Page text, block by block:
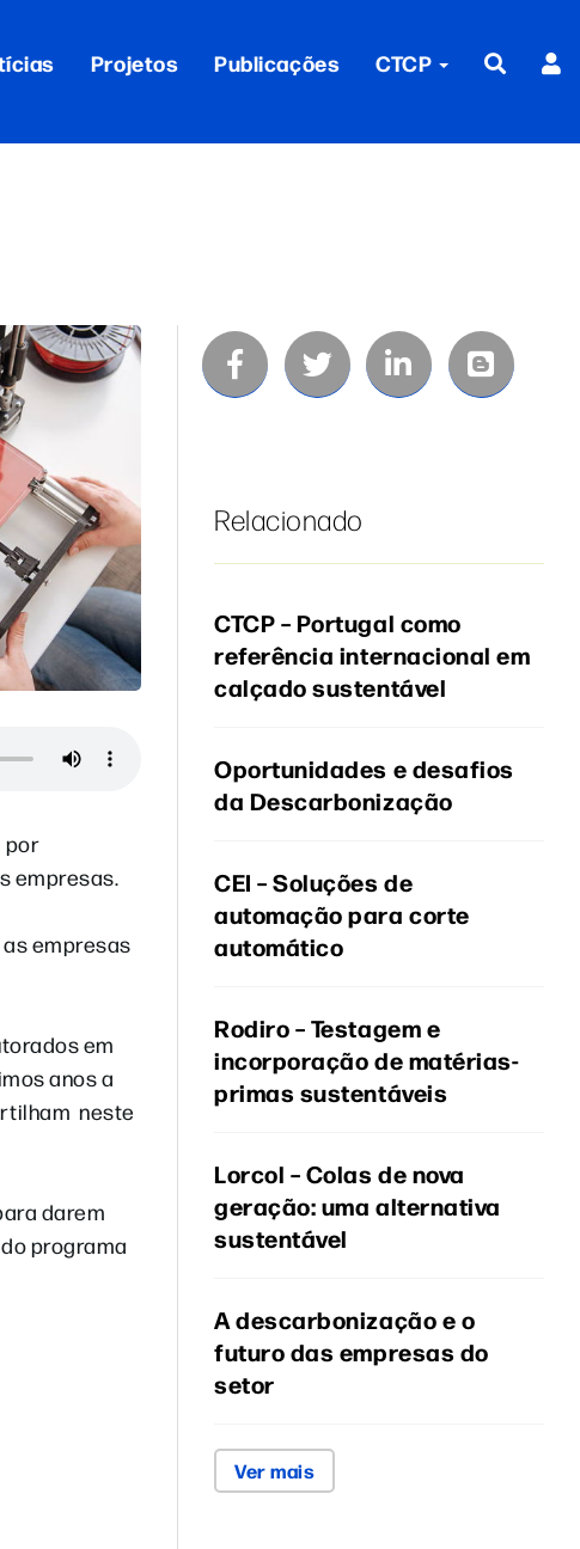
Projetos Publicações CTCP
por
empresas.
empresas
em
anos a
neste
darem
programa
Relacionado
CTCP – Portugal como
referência internacional em
calçado sustentável
Oportunidades e desafios
da Descarbonização
CEI – Soluções de
automação para corte
automático
Rodiro – Testagem e
incorporação de matérias-
primas sustentáveis
Lorcol – Colas de nova
geração: uma alternativa
sustentável
A descarbonização e o
futuro das empresas do
setor
Ver mais